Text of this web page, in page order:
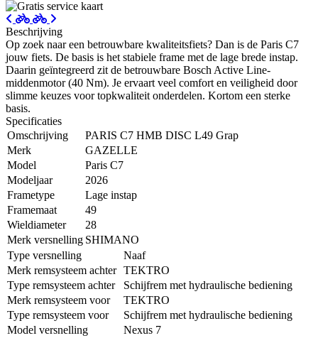
Beschrijving
Op zoek naar een betrouwbare kwaliteitsfiets? Dan is de Paris C7
jouw fiets. De basis is het stabiele frame met de lage brede instap.
Daarin geïntegreerd zit de betrouwbare Bosch Active Line-
middenmotor (40 Nm). Je ervaart veel comfort en veiligheid door
slimme keuzes voor topkwaliteit onderdelen. Kortom een sterke
basis.
Specificaties
Omschrijving
PARIS C7 HMB DISC L49 Grap
Merk
GAZELLE
Model
Paris C7
Modeljaar
2026
Frametype
Lage instap
Framemaat
49
Wieldiameter
28
Merk versnelling SHIMANO
Type versnelling
Naaf
Merk remsysteem achter TEKTRO
Type remsysteem achter
Schijfrem met hydraulische bediening
Merk remsysteem voor
TEKTRO
Type remsysteem voor
Schijfrem met hydraulische bediening
Model versnelling
Nexus 7